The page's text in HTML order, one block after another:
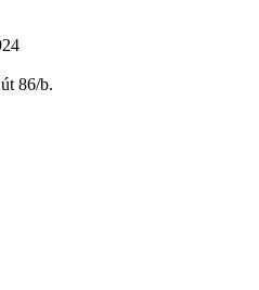
86/b.